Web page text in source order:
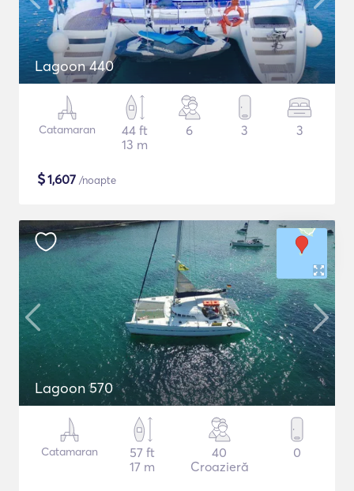
Lagoon 440
Catamaran
44 ft
13 m
6 3 3
$1,607 /noapte
Lagoon 570
Catamaran
57 ft
17 m
40
Croazieră
0